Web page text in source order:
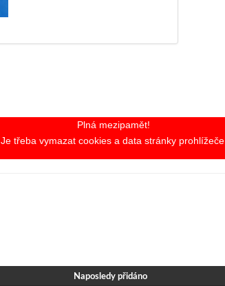
Plná mezipamět!
Je třeba vymazat cookies a data stránky prohlížeče.
Naposledy přidáno